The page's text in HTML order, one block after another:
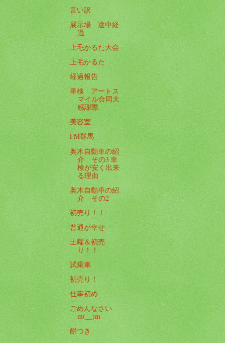
言い訳
展示場 途中経
過
上毛かるた大会
上毛かるた
経過報告
車検 アートス
マイル合同大
感謝際
美容室
FM群馬
奥木自動車の紹
介 その3 車
検が安く出来
る理由
奥木自動車の紹
介 その2
初売り！！
普通が幸せ
土曜＆初売
り！！
試乗車
初売り！
仕事初め
ごめんなさい
m(__)m
餅つき